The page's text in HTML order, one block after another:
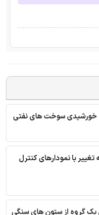
خورشیدی سوخت های نفتی
با نمودارهای کنترل
یک گروه از ستون های سنگی